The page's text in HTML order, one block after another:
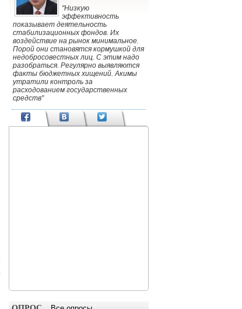
"Низкую
эффективность
показывает деятельность
стабилизационных фондов. Их
воздействие на рынок минимальное.
Порой они становятся кормушкой для
недобросовестных лиц. С этим надо
разобраться. Регулярно выявляются
факты бюджетных хищений. Акимы
утратили контроль за
расходованием государственных
средств"